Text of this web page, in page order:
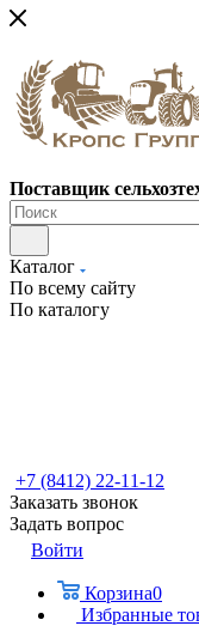
Поставщик
Каталог
По всему сайту
По каталогу
+7 (8412) 22-11-12
Заказать звонок
Задать вопрос
Войти
Корзина0
Избранные